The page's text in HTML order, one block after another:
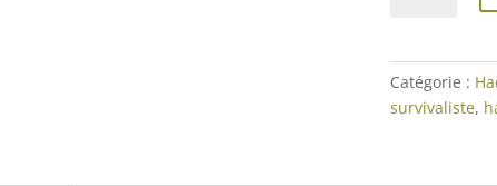
PEGASI
Catégorie :
survivaliste,